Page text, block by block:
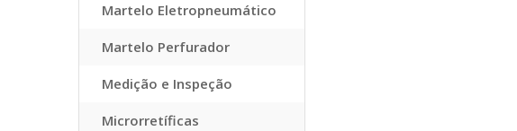
Martelo Eletropneumático
Martelo Perfurador
Medição e Inspeção
Microrretíficas